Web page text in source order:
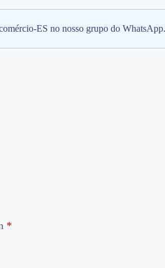
ES no nosso grupo do WhatsApp.
*